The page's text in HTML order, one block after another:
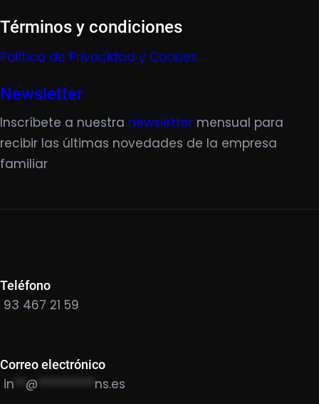
Términos y condiciones
Política de Privacidad y Cookies
Newsletter
Inscríbete a nuestra newsletter mensual para
recibir las últimas novedades de la empresa
familiar
Teléfono
93 467 21 59
Correo electrónico
in @ ********** ns.es